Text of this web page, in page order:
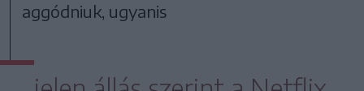
aggódniuk, ugyanis